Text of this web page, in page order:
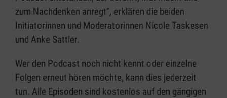
zum Nachdenken anregt“, erklären die beiden
Initiatorinnen und Moderatorinnen Nicole Taskesen
und Anke Sattler.
Wer den Podcast noch nicht kennt oder einzelne
Folgen erneut hören möchte, kann dies jederzeit
tun. Alle Episoden sind kostenlos auf den gängigen